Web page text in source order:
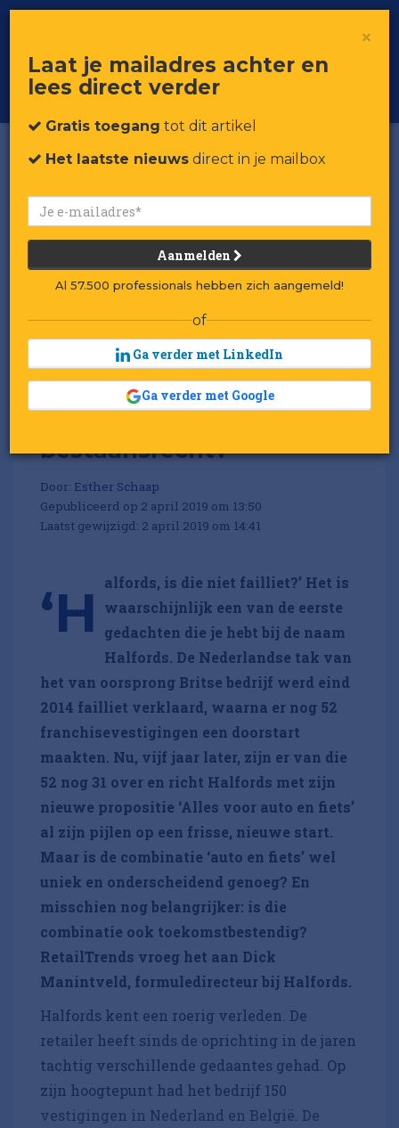
Voor professionals in retail & brands
Toggle
Heeft de formule van
bestaansrecht?
Door: Esther Schaap
Gepubliceerd op 2 april 2019 om 13:50
Laatst gewijzigd: 2 april 2019 om 14:41
‘H
alfords, is die niet failliet?’ Het is
waarschijnlijk een van de eerste
gedachten die je hebt bij de naam
Halfords. De Nederlandse tak van
het van oorsprong Britse bedrijf werd eind
2014 failliet verklaard, waarna er nog 52
franchisevestigingen een doorstart
maakten. Nu, vijf jaar later, zijn er van die
52 nog 31 over en richt Halfords met zijn
nieuwe propositie ‘Alles voor auto en fiets’
al zijn pijlen op een frisse, nieuwe start.
Maar is de combinatie ‘auto en fiets’ wel
uniek en onderscheidend genoeg? En
misschien nog belangrijker: is die
combinatie ook toekomstbestendig?
RetailTrends vroeg het aan Dick
Manintveld, formuledirecteur bij Halfords.
Halfords kent een roerig verleden. De
retailer heeft sinds de oprichting in de jaren
tachtig verschillende gedaantes gehad. Op
zijn hoogtepunt had het bedrijf 150
vestigingen in Nederland en België. De
×
Laat je mailadres achter en
lees direct verder
Gratis toegang tot dit artikel
Het laatste nieuws direct in je mailbox
Aanmelden
Al 57.500 professionals hebben zich aangemeld!
of
Ga verder met LinkedIn
Ga verder met Google